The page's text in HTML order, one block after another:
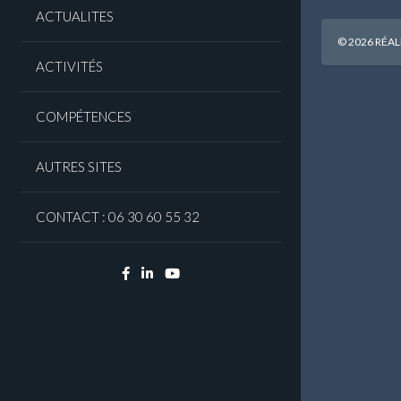
ACTUALITES
ACTIVITÉS
COMPÉTENCES
AUTRES SITES
CONTACT : 06 30 60 55 32
Facebook
LinkedinYouTube
© 2026